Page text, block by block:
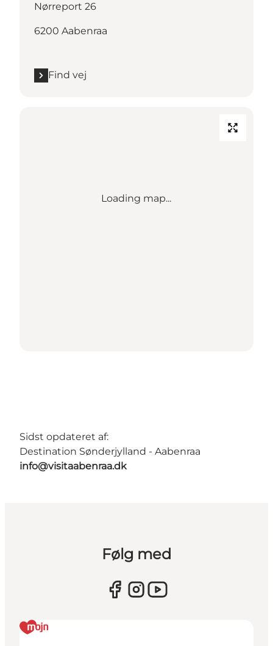
Nørreport 26
6200 Aabenraa
Find vej
Loading map...
Sidst opdateret af:
Destination Sønderjylland - Aabenraa
info@visitaabenraa.dk
Følg med